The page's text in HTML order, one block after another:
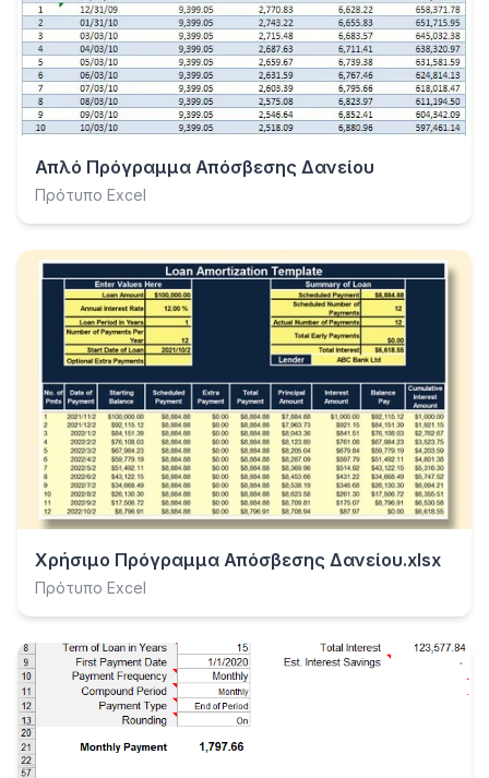
Απλό Πρόγραμμα Απόσβεσης Δανείου
Πρότυπο Excel
Χρήσιμο Πρόγραμμα Απόσβεσης Δανείου.xlsx
Πρότυπο Excel